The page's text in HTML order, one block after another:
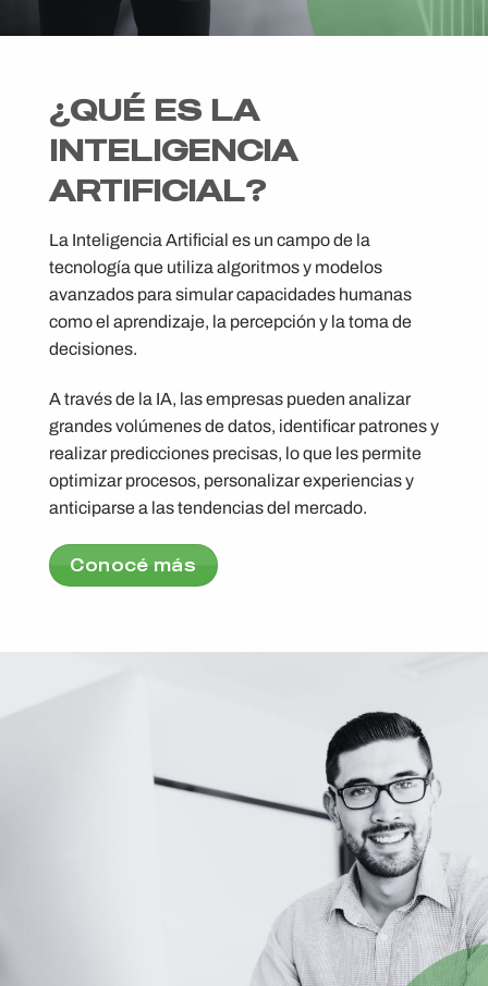
¿QUÉ ES LA
INTELIGENCIA
ARTIFICIAL?
La Inteligencia Artificial es un campo de la
tecnología que utiliza algoritmos y modelos
avanzados para simular capacidades humanas
como el aprendizaje, la percepción y la toma de
decisiones.
A través de la IA, las empresas pueden analizar
grandes volúmenes de datos, identificar patrones y
realizar predicciones precisas, lo que les permite
optimizar procesos, personalizar experiencias y
anticiparse a las tendencias del mercado​.
Conocé más